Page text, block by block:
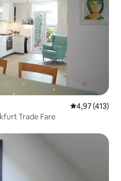
Prosječna
4,97 (413)
Trade Fare
„Odabrali gosti”